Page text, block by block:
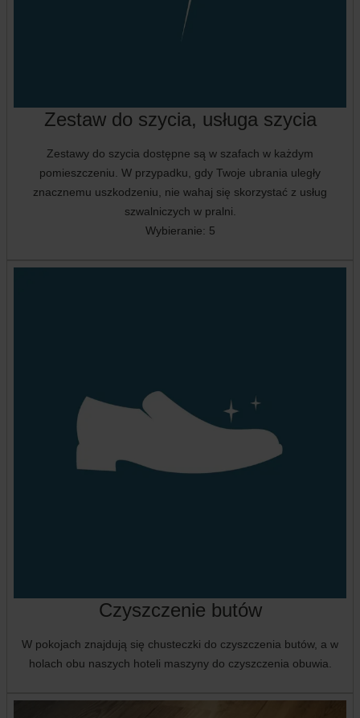
Zestaw do szycia, usługa szycia
Zestawy do szycia dostępne są w szafach w każdym
pomieszczeniu. W przypadku, gdy Twoje ubrania uległy
znacznemu uszkodzeniu, nie wahaj się skorzystać z usług
szwalniczych w pralni.
Wybieranie: 5
Czyszczenie butów
W pokojach znajdują się chusteczki do czyszczenia butów, a w
holach obu naszych hoteli maszyny do czyszczenia obuwia.